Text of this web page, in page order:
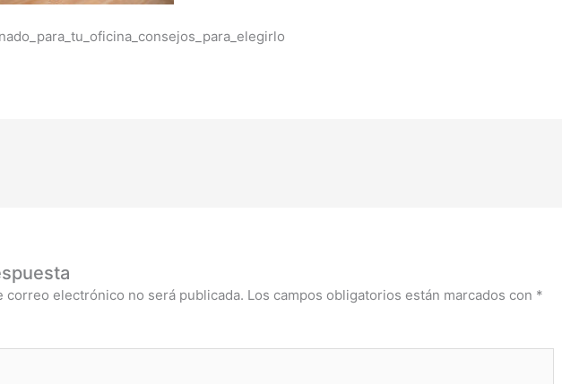
correo electrónico no será publicada. Los campos obligatorios están marcados con *